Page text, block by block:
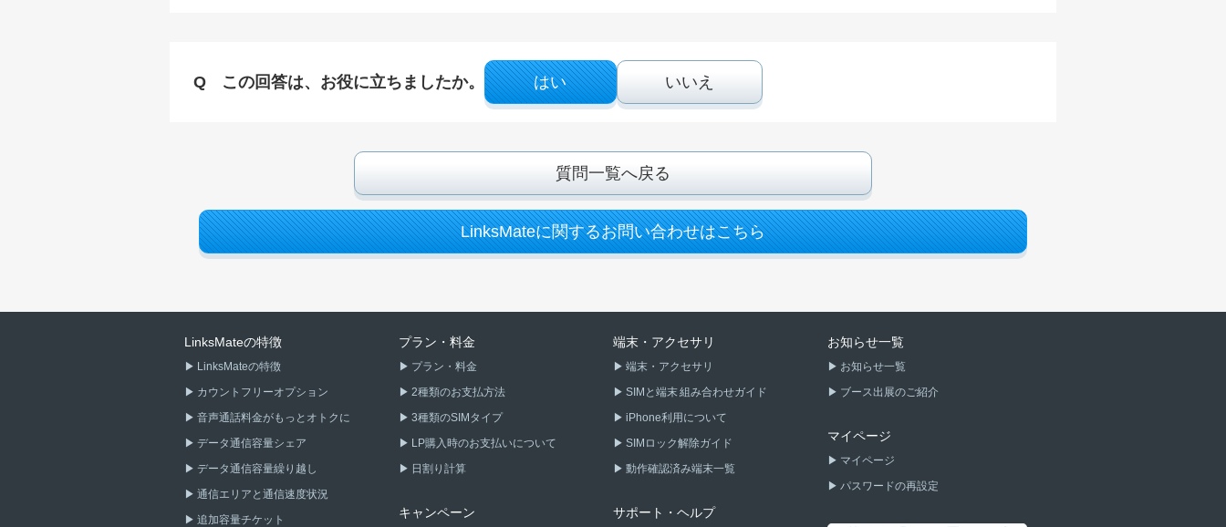
この回答は、お役に立ちましたか。 はい いいえ
質問一覧へ戻る
LinksMateに関するお問い合わせはこちら
LinksMateの特徴
LinksMateの特徴
カウントフリーオプション
音声通話料金がもっとオトクに
データ通信容量シェア
データ通信容量繰り越し
通信エリアと通信速度状況
追加容量チケット
プラン・料金
プラン・料金
2種類のお支払方法
3種類のSIMタイプ
LP購入時のお支払いについて
日割り計算
キャンペーン
端末・アクセサリ
端末・アクセサリ
SIMと端末 組み合わせガイド
iPhone利用について
SIMロック解除ガイド
動作確認済み端末一覧
サポート・ヘルプ
お知らせ一覧
お知らせ一覧
ブース出展のご紹介
マイページ
マイページ
パスワードの再設定